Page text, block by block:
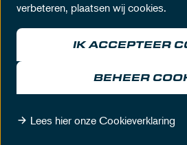
© MASCOT Circuit
Algemene voorwaarden
verbeteren, plaatsen wij cookies.
IK ACCEPTEER
BEHEER
Lees hier onze Cookieverklaring